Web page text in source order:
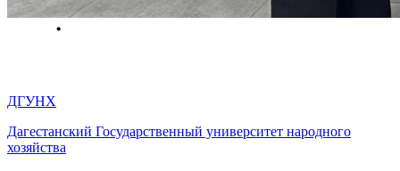
ДГУНХ
Дагестанский Государственный университет народного
хозяйства